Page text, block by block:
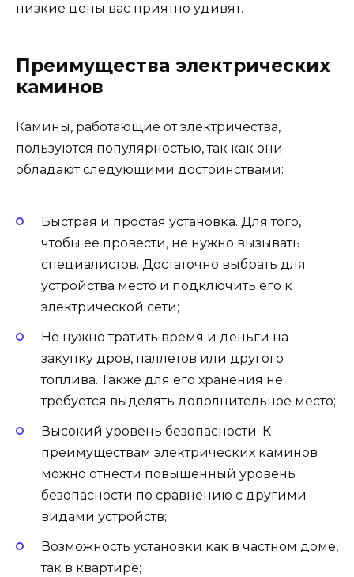
низкие цены вас приятно удивят.
Преимущества электрических
каминов
Камины, работающие от электричества,
пользуются популярностью, так как они
обладают следующими достоинствами:
Быстрая и простая установка. Для того,
чтобы ее провести, не нужно вызывать
специалистов. Достаточно выбрать для
устройства место и подключить его к
электрической сети;
Не нужно тратить время и деньги на
закупку дров, паллетов или другого
топлива. Также для его хранения не
требуется выделять дополнительное место;
Высокий уровень безопасности. К
преимуществам электрических каминов
можно отнести повышенный уровень
безопасности по сравнению с другими
видами устройств;
Возможность установки как в частном доме,
так в квартире;